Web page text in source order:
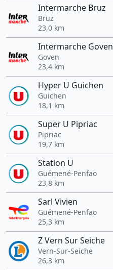
Intermarche Bruz
Bruz
23,0 km
Intermarche Goven
Goven
23,4 km
Hyper U Guichen
Guichen
18,1 km
Super U Pipriac
Pipriac
19,7 km
Station U
Guémené-Penfao
23,8 km
Sarl Vivien
Guémené-Penfao
25,3 km
Z Vern Sur Seiche
Vern-Sur-Seiche
26,3 km